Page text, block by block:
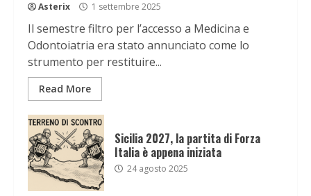
Asterix 1 settembre 2025
Il semestre filtro per l’accesso a Medicina e
Odontoiatria era stato annunciato come lo
strumento per restituire...
Read More
Sicilia 2027, la partita di Forza
Italia è appena iniziata
24 agosto 2025